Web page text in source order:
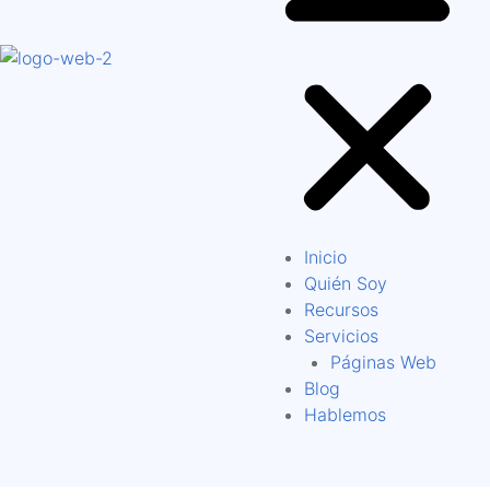
Inicio
Quién Soy
Recursos
Servicios
Páginas Web
Blog
Hablemos